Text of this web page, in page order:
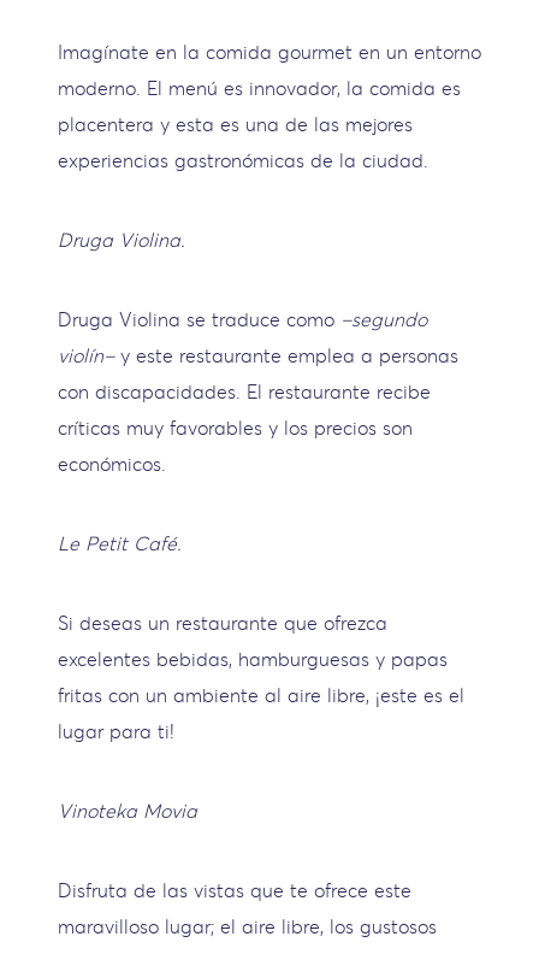
Imagínate en la comida gourmet en un entorno
moderno. El menú es innovador, la comida es
placentera y esta es una de las mejores
experiencias gastronómicas de la ciudad.
Druga Violina.
Druga Violina se traduce como –segundo
violín–y este restaurante emplea a personas
con discapacidades. El restaurante recibe
críticas muy favorables y los precios son
económicos.
Le Petit Café.
Si deseas un restaurante que ofrezca
excelentes bebidas, hamburguesas y papas
fritas con un ambiente al aire libre, ¡este es el
lugar para ti!
Vinoteka Movia
Disfruta de las vistas que te ofrece este
maravilloso lugar; el aire libre, los gustosos